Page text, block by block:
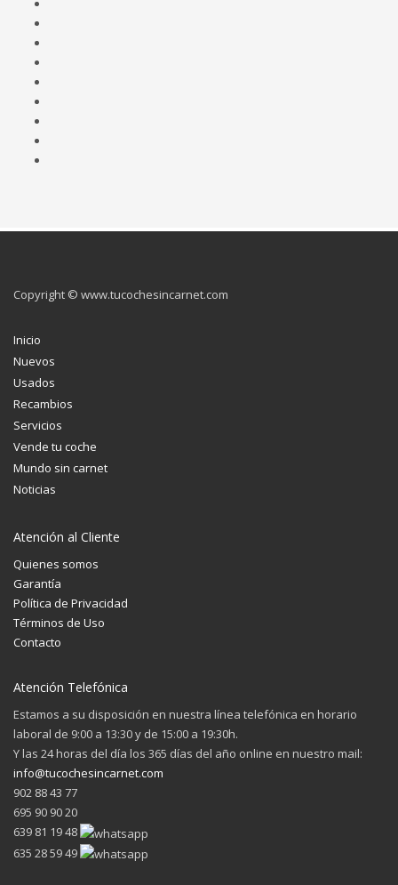
Copyright © www.tucochesincarnet.com
Inicio
Nuevos
Usados
Recambios
Servicios
Vende tu coche
Mundo sin carnet
Noticias
Atención al Cliente
Quienes somos
Garantía
Política de Privacidad
Términos de Uso
Contacto
Atención Telefónica
Estamos a su disposición en nuestra línea telefónica en horario
laboral de 9:00 a 13:30 y de 15:00 a 19:30h.
Y las 24 horas del día los 365 días del año online en nuestro mail:
info@tucochesincarnet.com
902 88 43 77
695 90 90 20
639 81 19 48
635 28 59 49